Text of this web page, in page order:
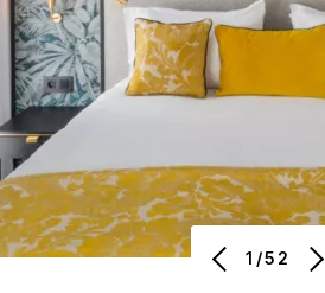
1/52